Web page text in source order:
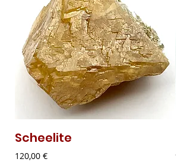
Scheelite
Preço
120,00 € 9,00